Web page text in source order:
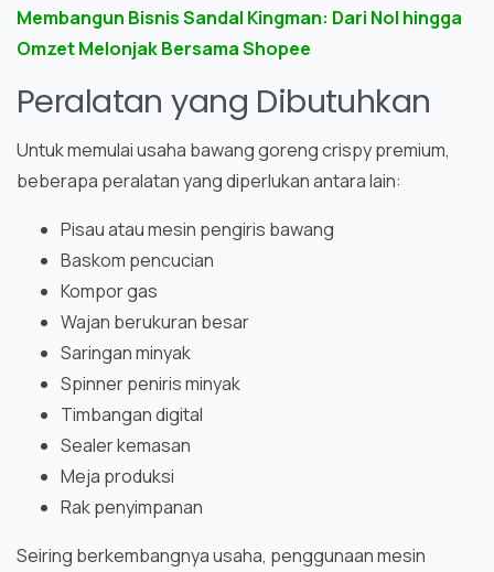
Membangun Bisnis Sandal Kingman: Dari Nol hingga
Omzet Melonjak Bersama Shopee
Peralatan yang Dibutuhkan
Untuk memulai usaha bawang goreng crispy premium,
beberapa peralatan yang diperlukan antara lain:
Pisau atau mesin pengiris bawang
Baskom pencucian
Kompor gas
Wajan berukuran besar
Saringan minyak
Spinner peniris minyak
Timbangan digital
Sealer kemasan
Meja produksi
Rak penyimpanan
Seiring berkembangnya usaha, penggunaan mesin